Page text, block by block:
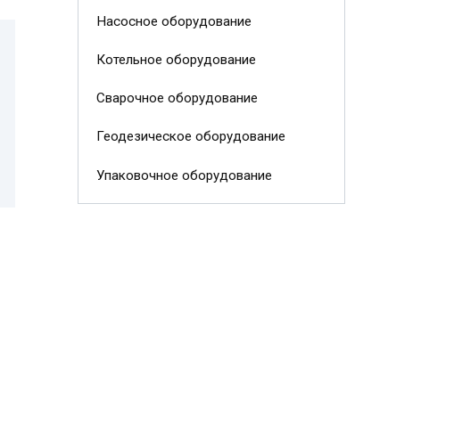
Насосное оборудование
Котельное оборудование
Сварочное оборудование
Геодезическое оборудование
Упаковочное оборудование